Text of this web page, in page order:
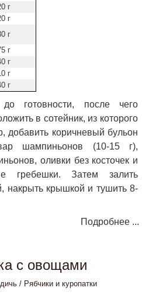
г
г
г
г
г
г
г
готовности, после чего
в сотейник, из которого
добавить коричневый бульон
шампиньонов (10-15 г),
оливки без косточек и
гребешки. Затем залить
накрыть крышкой и тушить 8-
Подробнее ...
с овощами
/ Рябчики и куропатки